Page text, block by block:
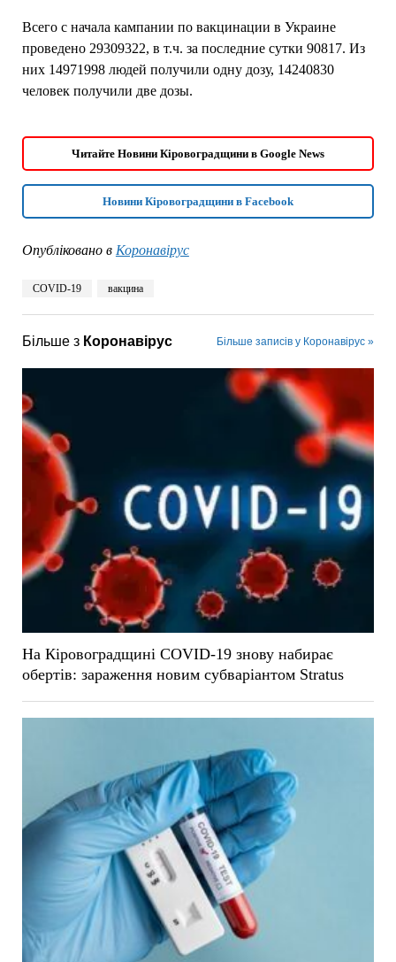
Всего с начала кампании по вакцинации в Украине
проведено 29309322, в т.ч. за последние сутки 90817. Из
них 14971998 людей получили одну дозу, 14240830
человек получили две дозы.
Читайте Новини Кіровоградщини в Google News
Новини Кіровоградщини в Facebook
Опубліковано в Коронавірус
COVID-19 вакцина
Більше з Коронавірус Більше записів у Коронавірус »
На Кіровоградщині COVID-19 знову набирає
обертів: зараження новим субваріантом Stratus